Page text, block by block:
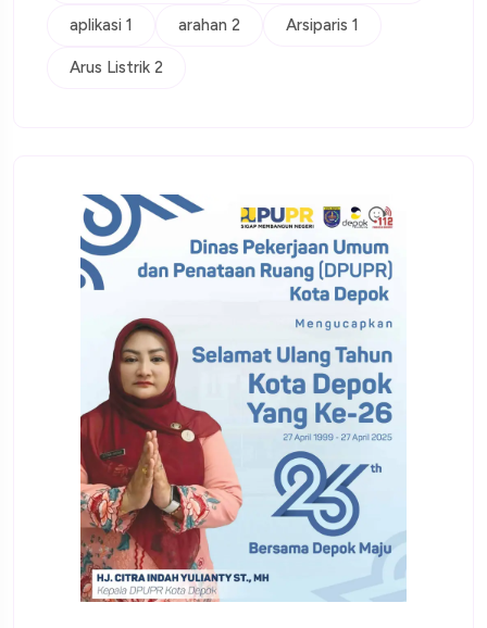
aplikasi 1 arahan 2 Arsiparis 1
Arus Listrik 2